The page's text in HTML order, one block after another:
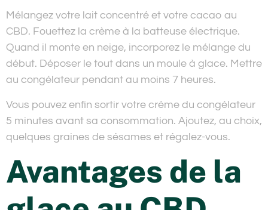
Mélangez votre lait concentré et votre cacao au
CBD. Fouettez la crème à la batteuse électrique.
Quand il monte en neige, incorporez le mélange du
début. Déposer le tout dans un moule à glace. Mettre
au congélateur pendant au moins 7 heures.
Vous pouvez enfin sortir votre crème du congélateur
5 minutes avant sa consommation. Ajoutez, au choix,
quelques graines de sésames et régalez-vous.
Avantages de la